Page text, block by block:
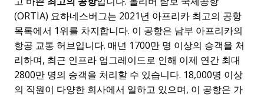
(ORTIA) 요하네스버그는 2021년 아프리카 최고의 공항
목록에서 1위를 차지합니다. 이 공항은 남부 아프리카의
항공 교통 허브입니다. 매년 1700만 명 이상의 승객을 처
리하며, 최근 인프라 업그레이드로 인해 이제 연간 최대
2800만 명의 승객을 처리할 수 있습니다. 18,000명 이상
의 직원이 다양한 회사에서 일하고 있으며, 이 공항은 가